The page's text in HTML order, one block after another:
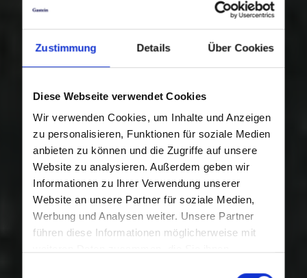
Zustimmung Details Über Cookies
Diese Webseite verwendet Cookies
Wir verwenden Cookies, um Inhalte und Anzeigen
zu personalisieren, Funktionen für soziale Medien
anbieten zu können und die Zugriffe auf unsere
Website zu analysieren. Außerdem geben wir
Informationen zu Ihrer Verwendung unserer
Website an unsere Partner für soziale Medien,
Werbung und Analysen weiter. Unsere Partner
führen diese Informationen möglicherweise mit